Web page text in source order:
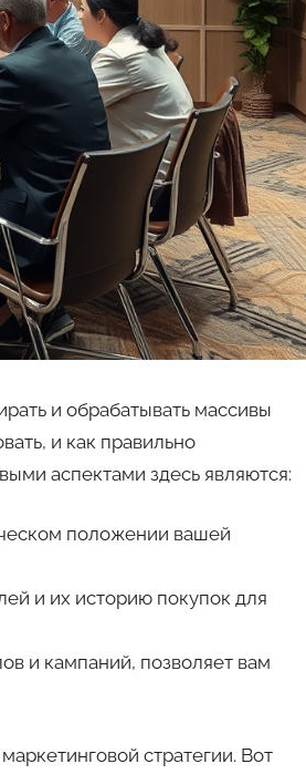
и обрабатывать массивы
и как правильно
аспектами здесь являются:
положении вашей
и их историю покупок для
и кампаний, позволяет вам
стратегии. Вот